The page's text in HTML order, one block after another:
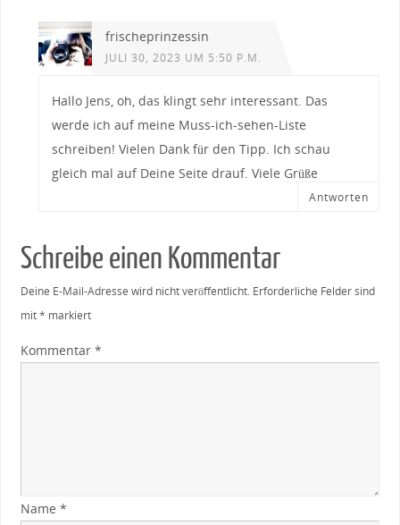
frischeprinzessin
JULI 30, 2023 UM 5:50 P.M.
Hallo Jens, oh, das klingt sehr interessant. Das
werde ich auf meine Muss-ich-sehen-Liste
schreiben! Vielen Dank für den Tipp. Ich schau
gleich mal auf Deine Seite drauf. Viele Grüße
Antworten
Schreibe einen Kommentar
Deine E-Mail-Adresse wird nicht veröffentlicht. Erforderliche Felder sind
mit* markiert
Kommentar *
Name *